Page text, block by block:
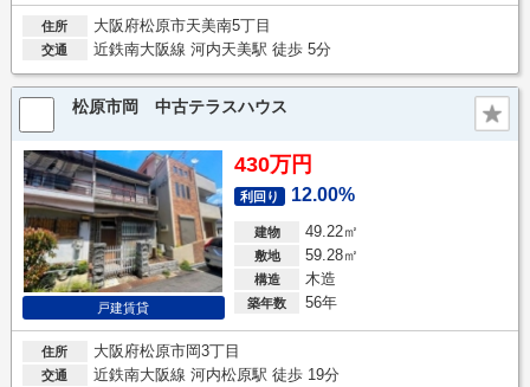
住所 大阪府松原市天美南5丁目
交通 近鉄南大阪線 河内天美駅 徒歩 5分
松原市岡 中古テラスハウス
戸建賃貸
430万円
利回り 12.00%
建物 49.22㎡
敷地 59.28㎡
構造 木造
築年数 56年
住所 大阪府松原市岡3丁目
交通 近鉄南大阪線 河内松原駅 徒歩 19分